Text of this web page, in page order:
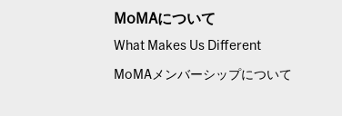
MoMAについて
What Makes Us Different
MoMAメンバーシップについて